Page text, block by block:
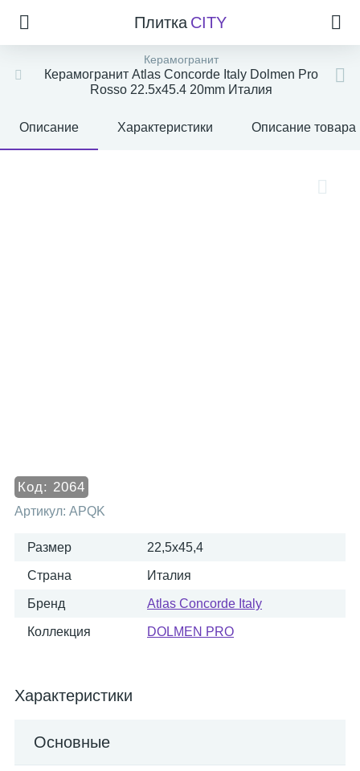
Плитка CITY
Керамогранит
Керамогранит Atlas Concorde Italy Dolmen Pro
Rosso 22.5x45.4 20mm Италия
Описание Характеристики Описание товара
Код: 2064
Артикул: APQK
Размер 22,5x45,4
Страна Италия
Бренд Atlas Concorde Italy
Коллекция DOLMEN PRO
Характеристики
Основные